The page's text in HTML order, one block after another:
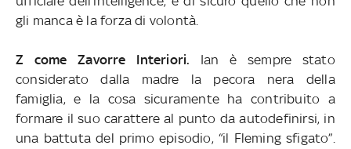
gli manca è la forza di volontà.
Z come Zavorre Interiori. Ian è sempre stato
considerato dalla madre la pecora nera della
famiglia, e la cosa sicuramente ha contribuito a
formare il suo carattere al punto da autodefinirsi, in
una battuta del primo episodio, “il Fleming sfigato”.